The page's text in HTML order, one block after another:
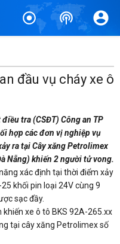
đầu vụ cháy xe ô
điều tra (CSĐT) Công an TP
hợp các đơn vị nghiệp vụ
ra tại Cây xăng Petrolimex
Nẵng) khiến 2 người tử vong.
xác định tại thời điểm xảy
khối pin loại 24V cùng 9
sạc đầy.
xe ô tô BKS 92A-265.xx
tại cây xăng Petrolimex số